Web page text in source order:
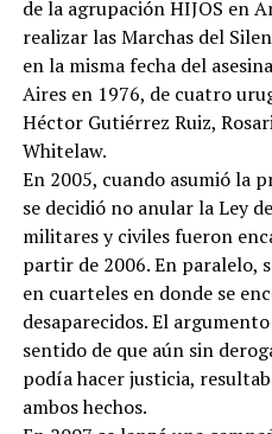
de la agrupación HIJOS en
realizar las Marchas del
en la misma fecha del
Aires en 1976, de cuatro
Héctor Gutiérrez Ruiz,
Whitelaw.
En 2005, cuando asumió la
se decidió no anular la Ley
militares y civiles fueron
partir de 2006. En paralelo,
en cuarteles en donde se
desaparecidos. El
sentido de que aún sin
podía hacer justicia,
ambos hechos.